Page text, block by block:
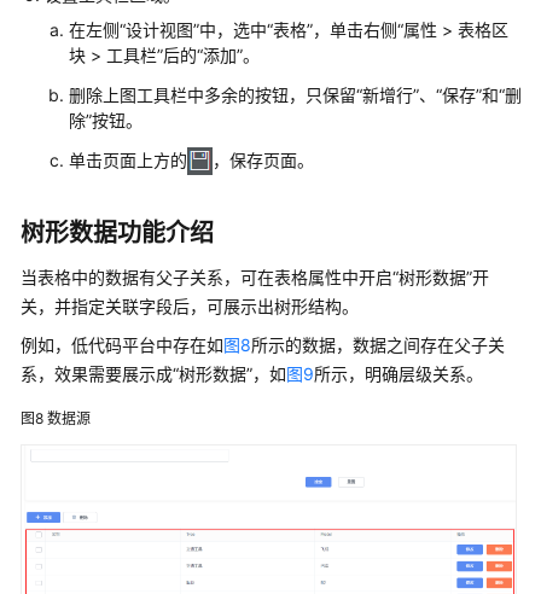
辑
何
调
测
页
查
看
页
要
在左侧“设计视图”中，选中“表格”，单击右侧“属性 > 表格区
块 > 工具栏”后的“添加”。
删除上图工具栏中多余的按钮，只保留“新增行”、“保存”和“删
除”按钮。
单击页面上方的
，保存页面。
树形数据功能介绍
当表格中的数据有父子关系，可在表格属性中开启“树形数据”开
关，并指定关联字段后，可展示出树形结构。
例如，低代码平台中存在如图8所示的数据，数据之间存在父子关
系，效果需要展示成“树形数据”，如图9所示，明确层级关系。
图8 数据源